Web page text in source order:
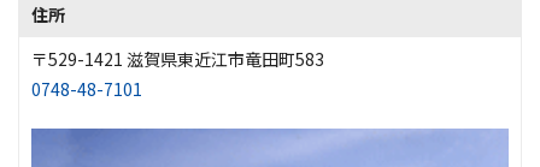
住所
〒529-1421 滋賀県東近江市竜田町583
0748-48-7101